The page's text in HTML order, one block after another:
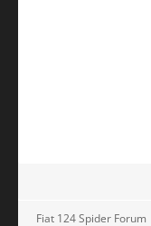
Fiat 124 Spider Forum